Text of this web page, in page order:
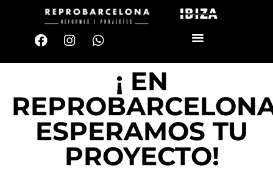
¡ EN
ESPERAMOS TU
PROYECTO!